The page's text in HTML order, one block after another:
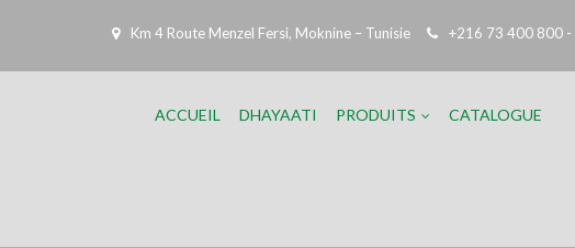
Km 4 Route Menzel Fersi, Moknine – Tunisie +216 73 400 800
ACCUEIL DHAYAATI PRODUITS CATALOGUE